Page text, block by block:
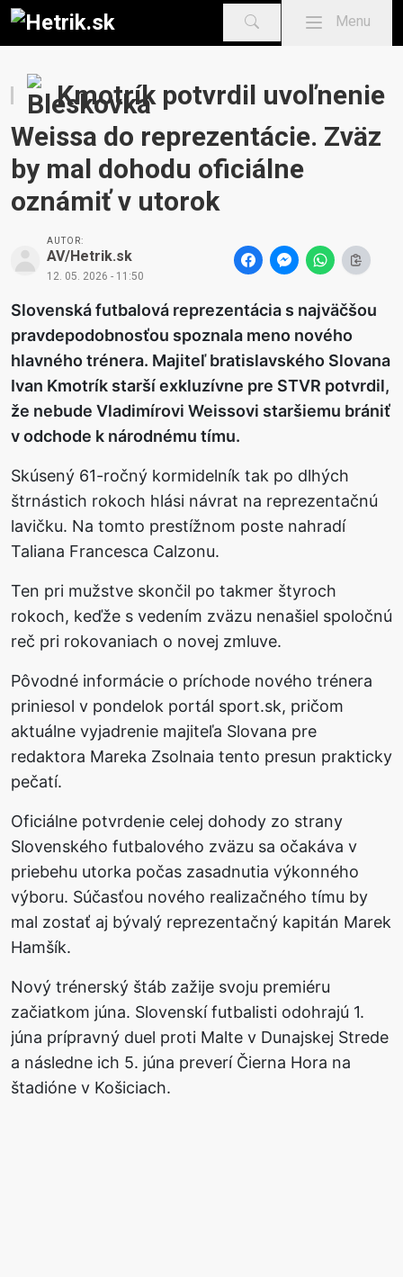
Mobile menu
Menu
Kmotrík potvrdil uvoľnenie
Weissa do reprezentácie. Zväz
by mal dohodu oficiálne
oznámiť v utorok
AUTOR:
AV/Hetrik.sk
12. 05. 2026 - 11:50
Slovenská futbalová reprezentácia s najväčšou
pravdepodobnosťou spoznala meno nového
hlavného trénera. Majiteľ bratislavského Slovana
Ivan Kmotrík starší exkluzívne pre STVR potvrdil,
že nebude Vladimírovi Weissovi staršiemu brániť
v odchode k národnému tímu.
Skúsený 61-ročný kormidelník tak po dlhých
štrnástich rokoch hlási návrat na reprezentačnú
lavičku. Na tomto prestížnom poste nahradí
Taliana Francesca Calzonu.
Ten pri mužstve skončil po takmer štyroch
rokoch, keďže s vedením zväzu nenašiel spoločnú
reč pri rokovaniach o novej zmluve.
Pôvodné informácie o príchode nového trénera
priniesol v pondelok portál sport.sk, pričom
aktuálne vyjadrenie majiteľa Slovana pre
redaktora Mareka Zsolnaia tento presun prakticky
pečatí.
Oficiálne potvrdenie celej dohody zo strany
Slovenského futbalového zväzu sa očakáva v
priebehu utorka počas zasadnutia výkonného
výboru. Súčasťou nového realizačného tímu by
mal zostať aj bývalý reprezentačný kapitán Marek
Hamšík.
Nový trénerský štáb zažije svoju premiéru
začiatkom júna. Slovenskí futbalisti odohrajú 1.
júna prípravný duel proti Malte v Dunajskej Strede
a následne ich 5. júna preverí Čierna Hora na
štadióne v Košiciach.